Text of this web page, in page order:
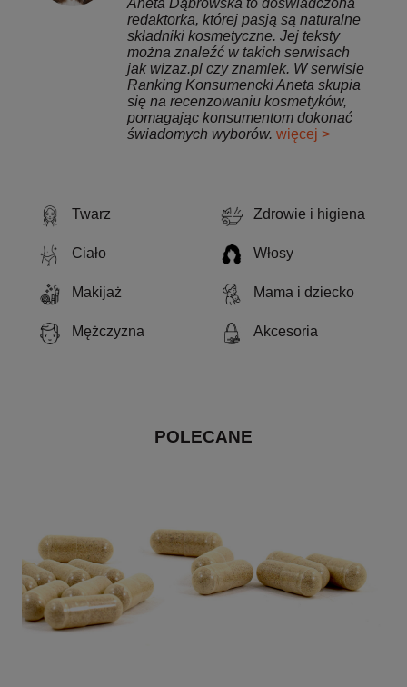
Twarz Zdrowie i higiena
Ciało Włosy
Makijaż Mama i dziecko
Mężczyzna Akcesoria
POLECANE
Aneta Dąbrowska to doświadczona
redaktorka, której pasją są naturalne
składniki kosmetyczne. Jej teksty
można znaleźć w takich serwisach
jak wizaz.pl czy znamlek. W serwisie
Ranking Konsumencki Aneta skupia
się na recenzowaniu kosmetyków,
pomagając konsumentom dokonać
świadomych wyborów. więcej >